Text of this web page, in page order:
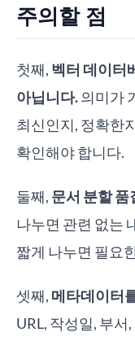
주의할 점
첫째, 벡터 데이터
아닙니다.의미가
최신인지, 정확한
확인해야 합니다.
둘째, 문서 분할
나누면 관련 없는
짧게 나누면 필요
셋째, 메타데이터
URL, 작성일, 부서